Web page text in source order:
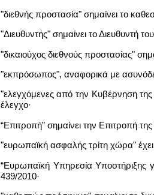
"διεθνής προστασία" σημαίνει το
"Διευθυντής" σημαίνει το Διευθυντή
"δικαιούχος διεθνούς προστασίας"
"εκπρόσωπος", αναφορικά με
"ελεγχόμενες από την Κυβέρνηση της
έλεγχο·
“Επιτροπή” σημαίνει την Επιτροπή
"ευρωπαϊκή ασφαλής τρίτη χώρα"
“Ευρωπαϊκή Υπηρεσία Υποστήριξης
439/2010·